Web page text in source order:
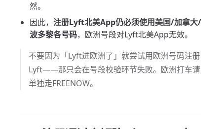
然。
因此， 注册Lyft北美App仍必须使用美国/加拿大/
波多黎各号码，欧洲号段对Lyft北美App无效。
不要因为「Lyft进欧洲了」就尝试用欧洲号码注册
Lyft——那只会在号段校验环节失败。欧洲打车请
单独走FREENOW。